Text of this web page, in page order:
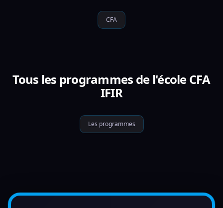
CFA
Tous les programmes de l'école CFA
IFIR
Les programmes